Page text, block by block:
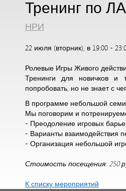
Тренинг по
НРИ
22 июля (вторник), в 19:00 -
Ролевые Игры Живого
Тренинги для новичков и
попробовать, но не знает с
В программе небольшой
Мы поговорим и
- Преодоление игровых
- Варианты взаимодействия
- Организация небольшой
Стоимость посещения: 250
К списку мероприятий